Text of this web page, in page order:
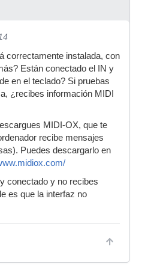
correctamente instalada, con
Están conectado el IN y
en el teclado? Si pruebas
¿recibes información MIDI
MIDI-OX, que te
recibe mensajes
Puedes descargarlo en
conectado y no recibes
es que la interfaz no